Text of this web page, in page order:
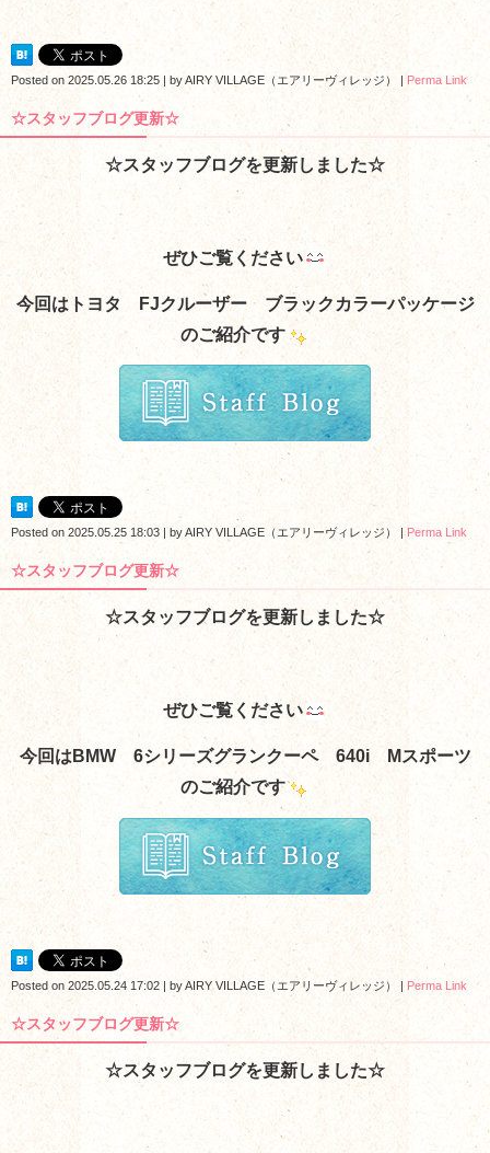
Posted on 2025.05.26 18:25 | byAIRY VILLAGE（エアリーヴィレッジ） | Perma Link
☆スタッフブログ更新☆
☆スタッフブログを更新しました☆
ぜひご覧ください
今回はトヨタ FJクルーザー ブラックカラーパッケージ
のご紹介です
Posted on 2025.05.25 18:03 | byAIRY VILLAGE（エアリーヴィレッジ） | Perma Link
☆スタッフブログ更新☆
☆スタッフブログを更新しました☆
ぜひご覧ください
今回はBMW 6シリーズグランクーペ 640i Mスポーツ
のご紹介です
Posted on 2025.05.24 17:02 | byAIRY VILLAGE（エアリーヴィレッジ） | Perma Link
☆スタッフブログ更新☆
☆スタッフブログを更新しました☆